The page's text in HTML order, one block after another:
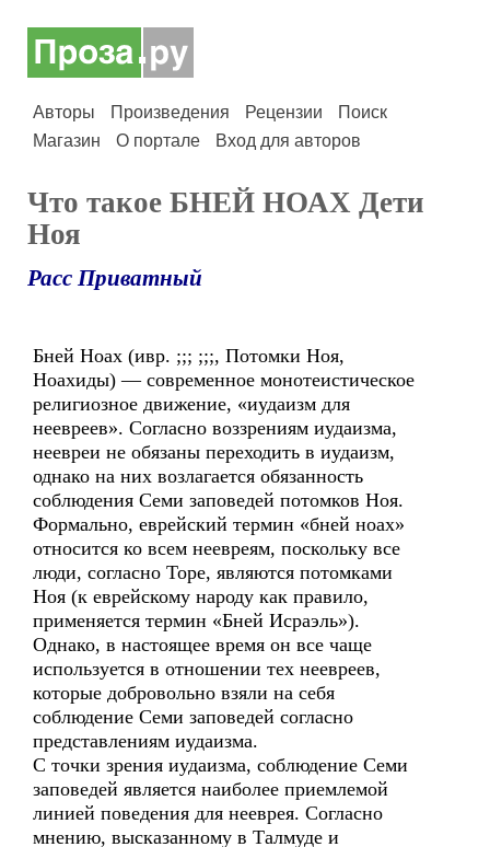
Авторы Произведения Рецензии
Поиск
Магазин
О портале Вход для авторов
Что такое БНЕЙ НОАХ Дети
Ноя
Расс Приватный
Бней Ноах (ивр. ;;; ;;;, Потомки Ноя,
Ноахиды) — современное монотеистическое
религиозное движение, «иудаизм для
неевреев». Согласно воззрениям иудаизма,
неевреи не обязаны переходить в иудаизм,
однако на них возлагается обязанность
соблюдения Семи заповедей потомков Ноя.
Формально, еврейский термин «бней ноах»
относится ко всем неевреям, поскольку все
люди, согласно Торе, являются потомками
Ноя (к еврейскому народу как правило,
применяется термин «Бней Исраэль»).
Однако, в настоящее время он все чаще
используется в отношении тех неевреев,
которые добровольно взяли на себя
соблюдение Семи заповедей согласно
представлениям иудаизма.
С точки зрения иудаизма, соблюдение Семи
заповедей является наиболее приемлемой
линией поведения для нееврея. Согласно
мнению, высказанному в Талмуде и